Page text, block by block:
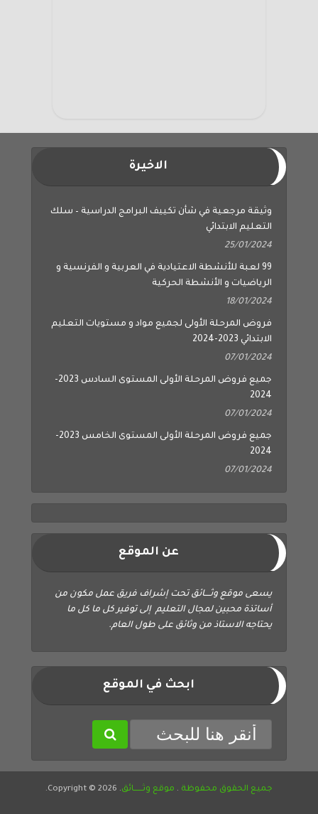
الاخيرة
وثيقة مرجعية في شأن تكييف البرامج الدراسية – سلك
التعليم الابتدائي
25/01/2024
99 لعبة للأنشطة الاعتيادية في العربية و الفرنسية و
الرياضيات و الأنشطة الحركية
18/01/2024
فروض المرحلة الأولى لجميع مواد و مستويات التعليم
الابتدائي 2023-2024
07/01/2024
جميع فروض المرحلة الأولى المستوى السادس 2023-
2024
07/01/2024
جميع فروض المرحلة الأولى المستوى الخامس 2023-
2024
07/01/2024
عن الموقع
يسعى موقع وثــــائق تحت إشراف فريق عمل مكون من
أساتذة محبين لمجال التعليم إلى توفير كل ما كل ما
يحتاجه الاستاذ من وثائق على طول العام.
ابحث في الموقع
جميع الحقوق محفوظة . موقع وثــــــائق. Copyright © 2026.